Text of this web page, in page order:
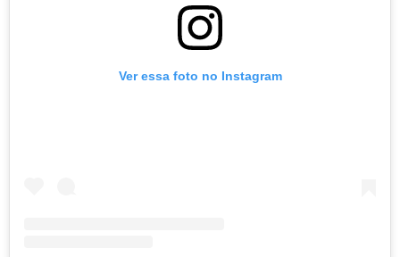
Ver essa foto no Instagram